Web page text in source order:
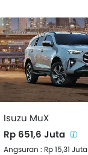
Isuzu MuX
Rp 651,6 Juta
Angsuran : Rp 15,31